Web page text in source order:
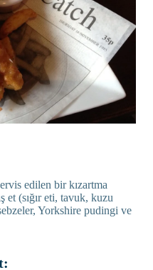
edilen bir kızartma
et (sığır eti, tavuk, kuzu
Yorkshire pudingi ve